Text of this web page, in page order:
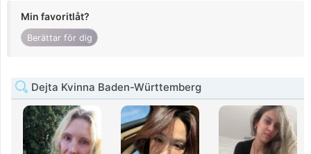
Min favoritlåt?
Berättar för dig
Dejta Kvinna Baden-Württemberg